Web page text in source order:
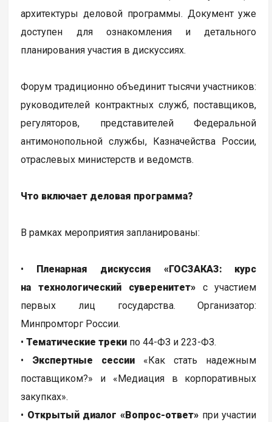
архитектуры деловой программы. Документ уже
доступен для ознакомления и детального
планирования участия в дискуссиях.
Форум традиционно объединит тысячи участников:
руководителей контрактных служб, поставщиков,
регуляторов, представителей Федеральной
антимонопольной службы, Казначейства России,
отраслевых министерств и ведомств.
Что включает деловая программа?
В рамках мероприятия запланированы:
• Пленарная дискуссия «ГОСЗАКАЗ: курс
на технологический суверенитет»с участием
первых лиц государства. Организатор:
Минпромторг России.
•Тематические треки по 44-ФЗ и 223-ФЗ.
• Экспертные сессии «Как стать надежным
поставщиком?» и «Медиация в корпоративных
закупках».
• Открытый диалог «Вопрос-ответ» при участии